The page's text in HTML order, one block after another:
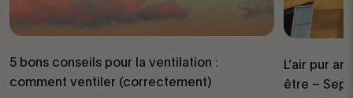
5 bons conseils pour la ventilation :
comment ventiler (correctement)
L’air pur
être –